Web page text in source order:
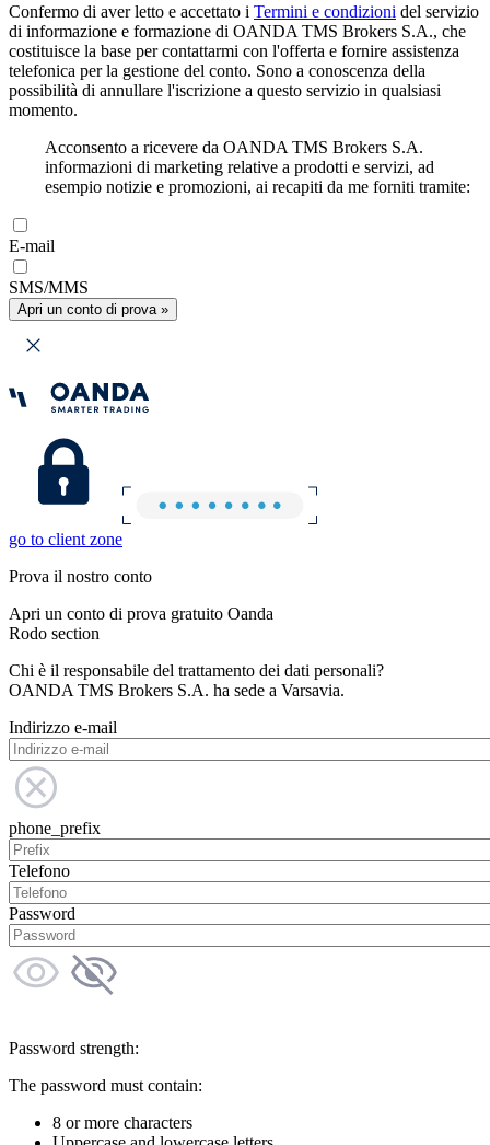
Confermo di aver letto e accettato i Termini e condizioni del servizio
di informazione e formazione di OANDA TMS Brokers S.A., che
costituisce la base per contattarmi con l'offerta e fornire assistenza
telefonica per la gestione del conto. Sono a conoscenza della
possibilità di annullare l'iscrizione a questo servizio in qualsiasi
momento.
Acconsento a ricevere da OANDA TMS Brokers S.A.
informazioni di marketing relative a prodotti e servizi, ad
esempio notizie e promozioni, ai recapiti da me forniti tramite:
E-mail
SMS/MMS
Apri un conto di prova »
go to client zone
Prova il nostro conto
Apri un conto di prova gratuito Oanda
Rodo section
Chi è il responsabile del trattamento dei dati personali?
OANDA TMS Brokers S.A. ha sede a Varsavia.
Indirizzo e-mail
phone_prefix
Telefono
Password
Password strength:
The password must contain:
8 or more characters